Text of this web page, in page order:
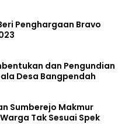
Penghargaan Bravo
dan Pengundian
Desa Bangpendah
Sumberejo Makmur
Tak Sesuai Spek